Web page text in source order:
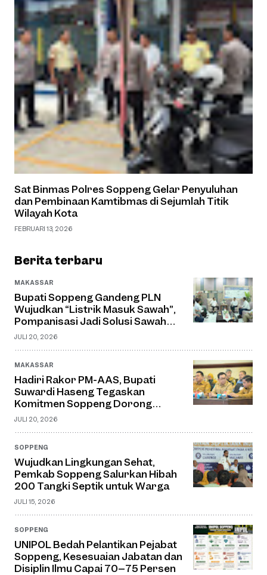
Sat Binmas Polres Soppeng Gelar Penyuluhan
dan Pembinaan Kamtibmas di Sejumlah Titik
Wilayah Kota
FEBRUARI 13, 2026
Berita terbaru
MAKASSAR
Bupati Soppeng Gandeng PLN
Wujudkan “Listrik Masuk Sawah”,
Pompanisasi Jadi Solusi Sawah
Tadah Hujan
JULI 20, 2026
MAKASSAR
Hadiri Rakor PM-AAS, Bupati
Suwardi Haseng Tegaskan
Komitmen Soppeng Dorong
Pertanian Modern dan Swasembada
Pangan
JULI 20, 2026
SOPPENG
Wujudkan Lingkungan Sehat,
Pemkab Soppeng Salurkan Hibah
200 Tangki Septik untuk Warga
JULI 15, 2026
SOPPENG
UNIPOL Bedah Pelantikan Pejabat
Soppeng, Kesesuaian Jabatan dan
Disiplin Ilmu Capai 70–75 Persen